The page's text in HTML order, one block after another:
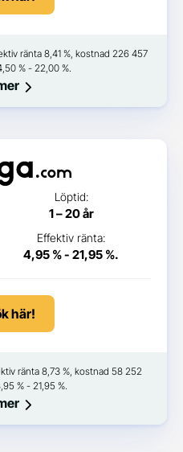
ränta 8,41 %, kostnad 226 457
% - 22,00 %.
Löptid:
1 – 20 år
Effektiv ränta:
4,95 % - 21,95 %.
här!
ränta 8,73 %, kostnad 58 252
% - 21,95 %.